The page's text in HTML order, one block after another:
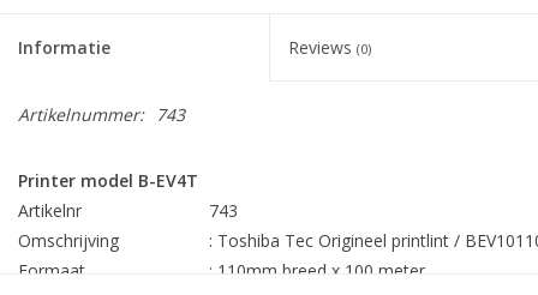
Informatie Reviews (0)
Artikelnummer: 743
Printer model B-EV4T
Artikelnr
743
Omschrijving
: Toshiba Tec Origineel printlint /
Formaat
: 110mm breed x 100 meter